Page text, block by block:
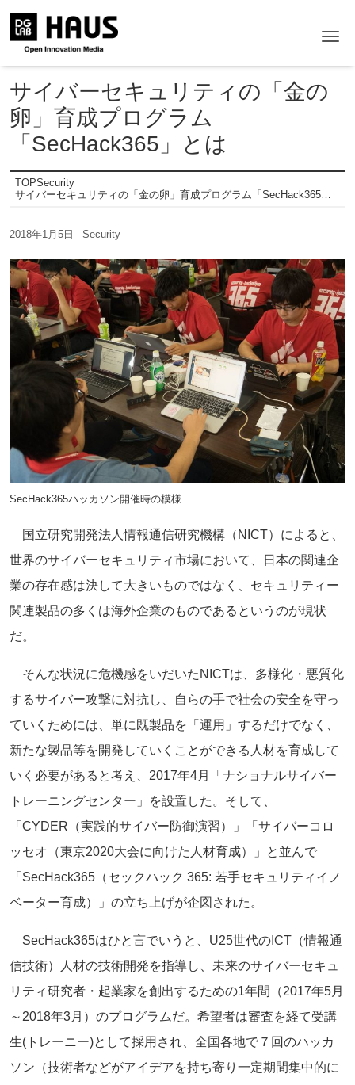
サイバーセキュリティの「金の
卵」育成プログラム
「SecHack365」とは
TOPSecurity
サイバーセキュリティの「金の卵」育成プログラム「SecHack365」とは
2018年1月5日 Security
SecHack365ハッカソン開催時の模様
国立研究開発法人情報通信研究機構（NICT）によると、
世界のサイバーセキュリティ市場において、日本の関連企
業の存在感は決して大きいものではなく、セキュリティー
関連製品の多くは海外企業のものであるというのが現状
だ。
そんな状況に危機感をいだいたNICTは、多様化・悪質化
するサイバー攻撃に対抗し、自らの手で社会の安全を守っ
ていくためには、単に既製品を「運用」するだけでなく、
新たな製品等を開発していくことができる人材を育成して
いく必要があると考え、2017年4月「ナショナルサイバー
トレーニングセンター」を設置した。そして、
「CYDER（実践的サイバー防御演習）」「サイバーコロ
ッセオ（東京2020大会に向けた人材育成）」と並んで
「SecHack365（セックハック 365: 若手セキュリティイノ
ベーター育成）」の立ち上げが企図された。
SecHack365はひと言でいうと、U25世代のICT（情報通
信技術）人材の技術開発を指導し、未来のサイバーセキュ
リティ研究者・起業家を創出するための1年間（2017年5月
～2018年3月）のプログラムだ。希望者は審査を経て受講
生(トレーニー)として採用され、全国各地で７回のハッカ
ソン（技術者などがアイデアを持ち寄り一定期間集中的に